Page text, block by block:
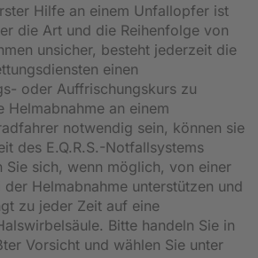
Hilfe an einem Unfallopfer ist
die Art und die Reihenfolge von
unsicher, besteht jederzeit die
einen
oder Auffrischungskurs zu
Helmabnahme an einem
notwendig sein, können sie
des E.Q.R.S.-Notfallsystems
Sie sich, wenn möglich, von einer
Helmabnahme unterstützen und
zu jeder Zeit auf eine
Bitte handeln Sie in
Vorsicht und wählen Sie unter